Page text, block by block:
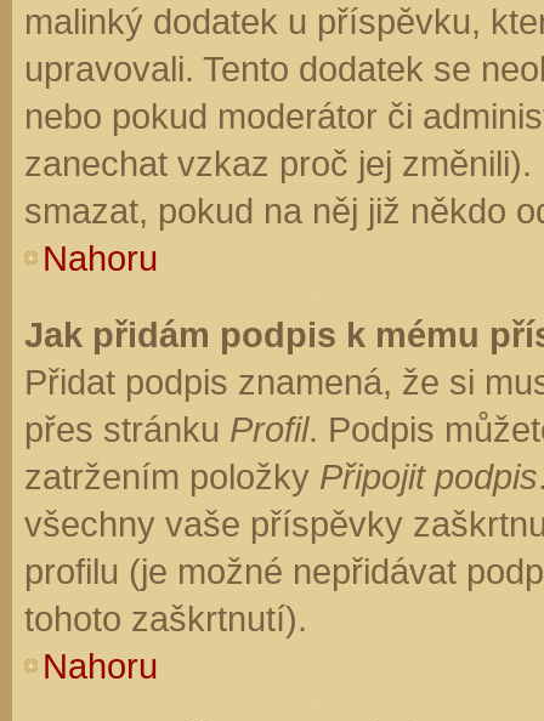
malinký dodatek u příspěvku,
upravovali. Tento dodatek se
nebo pokud moderátor či
zanechat vzkaz proč jej
smazat, pokud na něj již někdo
Nahoru
Jak přidám podpis k mému
Přidat podpis znamená, že si
přes stránku Profil. Podpis
zatržením položky Připojit podpis
všechny vaše příspěvky
profilu (je možné nepřidávat
tohoto zaškrtnutí).
Nahoru